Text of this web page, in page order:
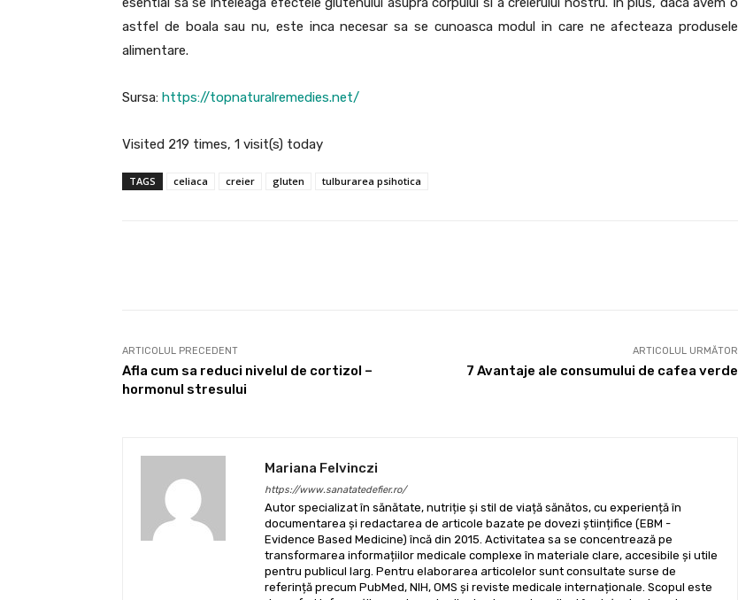
astfel de boala sau nu, este inca necesar sa se cunoasca modul in care ne afecteaza produsele
alimentare.
Sursa: https://topnaturalremedies.net/
Visited 219 times, 1 visit(s) today
TAGS celiaca creier gluten tulburarea psihotica
ARTICOLUL PRECEDENT
Afla cum sa reduci nivelul de cortizol –
hormonul stresului
ARTICOLUL URMĂTOR
7 Avantaje ale consumului de cafea verde
Mariana Felvinczi
https://www.sanatatedefier.ro/
Autor specializat în sănătate, nutriție și stil de viață sănătos, cu experiență în
documentarea și redactarea de articole bazate pe dovezi științifice (EBM -
Evidence Based Medicine) încă din 2015. Activitatea sa se concentrează pe
transformarea informațiilor medicale complexe în materiale clare, accesibile și utile
pentru publicul larg. Pentru elaborarea articolelor sunt consultate surse de
referință precum PubMed, NIH, OMS și reviste medicale internaționale. Scopul este